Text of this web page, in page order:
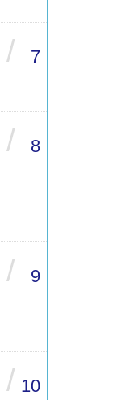
/ 7
/ 8
/ 9
/ 10